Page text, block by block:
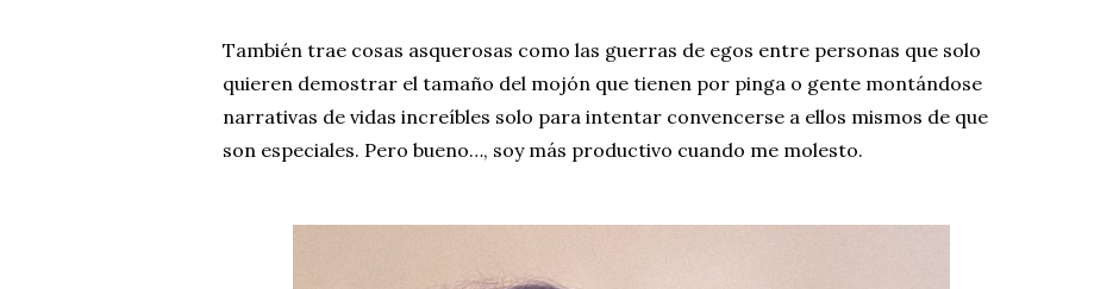
También trae cosas asquerosas como las guerras de egos entre personas que solo
quieren demostrar el tamaño del mojón que tienen por pinga o gente montándose
narrativas de vidas increíbles solo para intentar convencerse a ellos mismos de que
son especiales. Pero bueno…, soy más productivo cuando me molesto.